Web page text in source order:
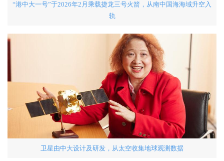
“港中大一号”于2026年2月乘载捷龙三号火箭，从南中国海海域升空入
轨
卫星由中大设计及研发，从太空收集地球观测数据